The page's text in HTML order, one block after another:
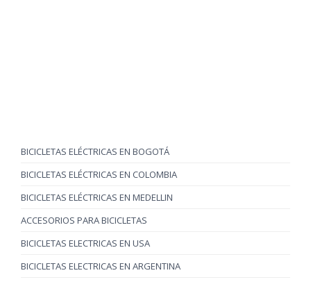
BICICLETAS ELÉCTRICAS EN BOGOTÁ
BICICLETAS ELÉCTRICAS EN COLOMBIA
BICICLETAS ELÉCTRICAS EN MEDELLIN
ACCESORIOS PARA BICICLETAS
BICICLETAS ELECTRICAS EN USA
BICICLETAS ELECTRICAS EN ARGENTINA